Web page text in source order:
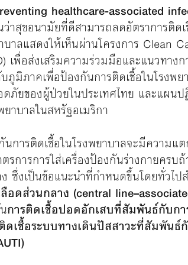
healthcare-associated
สุขอนามัยที่ดีสามารถลดอัตราการติด
าลแสดงให้เห็นผ่านโครงการ Clean
เพื่อส่งเสริมความร่วมมือและแนวทา
ภาคเพื่อป้องกันการติดเชื้อในโรงพย
ภัยของผู้ป่วยในประเทศไทย และแผน
าบาลในสหรัฐอเมริกา
การติดเชื้อในโรงพยาบาลจะมีความ
รการการใส่เครื่องป้องกันร่างกายคร
ซึ่งเป็นข้อแนะนำที่กำหนดขึ้นโดยทั่วไ
ดส่วนกลาง (central
การติดเชื้อปอดอักเสบที่สัมพันธ์กับกา
ดเชื้อระบบทางเดินปัสสาวะที่สัมพันธ์